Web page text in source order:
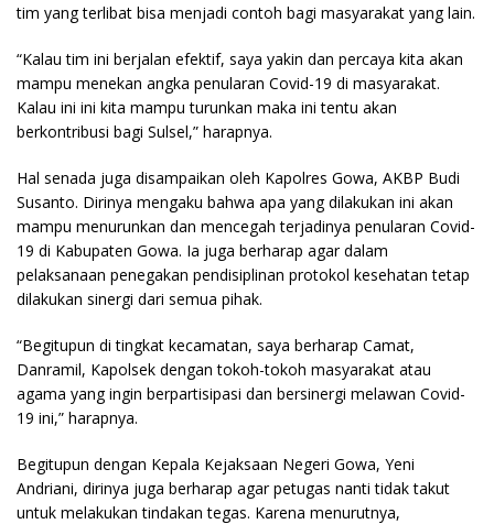
tim yang terlibat bisa menjadi contoh bagi masyarakat yang lain.
“Kalau tim ini berjalan efektif, saya yakin dan percaya kita akan
mampu menekan angka penularan Covid-19 di masyarakat.
Kalau ini ini kita mampu turunkan maka ini tentu akan
berkontribusi bagi Sulsel,” harapnya.
Hal senada juga disampaikan oleh Kapolres Gowa, AKBP Budi
Susanto. Dirinya mengaku bahwa apa yang dilakukan ini akan
mampu menurunkan dan mencegah terjadinya penularan Covid-
19 di Kabupaten Gowa. Ia juga berharap agar dalam
pelaksanaan penegakan pendisiplinan protokol kesehatan tetap
dilakukan sinergi dari semua pihak.
“Begitupun di tingkat kecamatan, saya berharap Camat,
Danramil, Kapolsek dengan tokoh-tokoh masyarakat atau
agama yang ingin berpartisipasi dan bersinergi melawan Covid-
19 ini,” harapnya.
Begitupun dengan Kepala Kejaksaan Negeri Gowa, Yeni
Andriani, dirinya juga berharap agar petugas nanti tidak takut
untuk melakukan tindakan tegas. Karena menurutnya,